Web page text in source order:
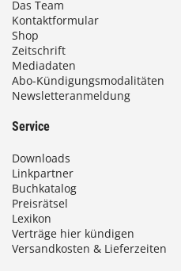
Das Team
Kontaktformular
Shop
Zeitschrift
Mediadaten
Abo-Kündigungsmodalitäten
Newsletteranmeldung
Service
Downloads
Linkpartner
Buchkatalog
Preisrätsel
Lexikon
Verträge hier kündigen
Versandkosten & Lieferzeiten